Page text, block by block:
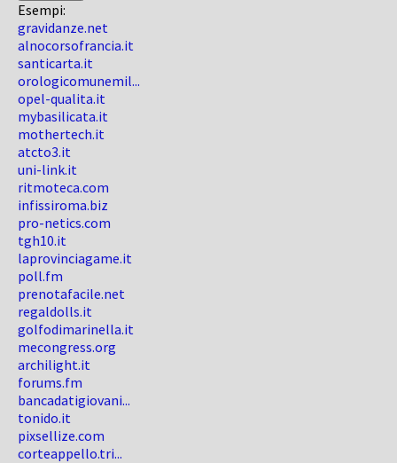
Esempi:
gravidanze.net
alnocorsofrancia.it
santicarta.it
orologicomunemil...
opel-qualita.it
mybasilicata.it
mothertech.it
atcto3.it
uni-link.it
ritmoteca.com
infissiroma.biz
pro-netics.com
tgh10.it
laprovinciagame.it
poll.fm
prenotafacile.net
regaldolls.it
golfodimarinella.it
mecongress.org
archilight.it
forums.fm
bancadatigiovani...
tonido.it
pixsellize.com
corteappello.tri...